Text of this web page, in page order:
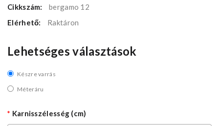
Cikkszám:
bergamo 12
Elérhető:
Raktáron
Lehetséges választások
Készre varrás
Méteráru
Karnisszélesség (cm)